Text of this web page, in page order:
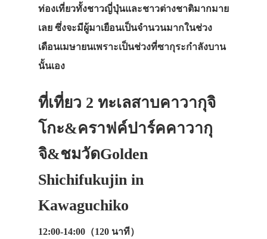
ท่องเที่ยวทั้งชาวญี่ปุ่นและชาวต่างชาติมากมาย
เลย ซึ่งจะมีผู้มาเยือนเป็นจำนวนมากในช่วง
เดือนเมษายนเพราะเป็นช่วงที่ซากุระกำลังบาน
นั้นเอง
ที่เที่ยว 2 ทะเลสาบคาวากุจิ
โกะ&คราฟค์ปาร์คคาวากุ
จิ&ชมวัดGolden
Shichifukujin in
Kawaguchiko
12:00-14:00（120 นาที）